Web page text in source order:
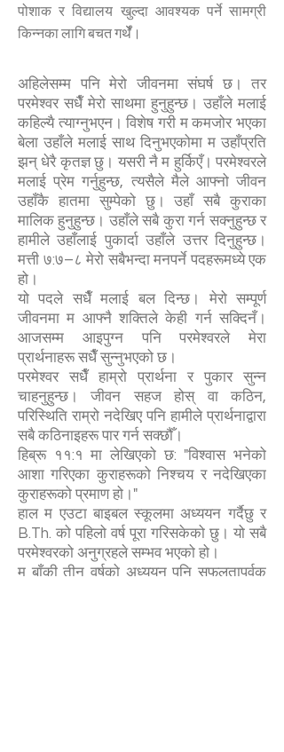
पोशाक र विद्यालय खुल्दा आवश्यक पर्ने सामग्री
किन्नका लागि बचत गर्थेँ।
अहिलेसम्म पनि मेरो जीवनमा संघर्ष छ। तर
परमेश्वर सधैँ मेरो साथमा हुनुहुन्छ। उहाँले मलाई
कहिल्यै त्याग्नुभएन। विशेष गरी म कमजोर भएका
बेला उहाँले मलाई साथ दिनुभएकोमा म उहाँप्रति
झन् धेरै कृतज्ञ छु। यसरी नै म हुर्किएँ। परमेश्वरले
मलाई प्रेम गर्नुहुन्छ, त्यसैले मैले आफ्नो जीवन
उहाँकै हातमा सुम्पेको छु। उहाँ सबै कुराका
मालिक हुनुहुन्छ। उहाँले सबै कुरा गर्न सक्नुहुन्छ र
हामीले उहाँलाई पुकार्दा उहाँले उत्तर दिनुहुन्छ।
मत्ती ७:७–८ मेरो सबैभन्दा मनपर्ने पदहरूमध्ये एक
हो।
यो पदले सधैँ मलाई बल दिन्छ। मेरो सम्पूर्ण
जीवनमा म आफ्नै शक्तिले केही गर्न सक्दिनँ।
आजसम्म आइपुग्न पनि परमेश्वरले मेरा
प्रार्थनाहरू सधैँ सुन्नुभएको छ।
परमेश्वर सधैँ हाम्रो प्रार्थना र पुकार सुन्न
चाहनुहुन्छ। जीवन सहज होस् वा कठिन,
परिस्थिति राम्रो नदेखिए पनि हामीले प्रार्थनाद्वारा
सबै कठिनाइहरू पार गर्न सक्छौँ।
हिब्रू ११:१ मा लेखिएको छ: "विश्वास भनेको
आशा गरिएका कुराहरूको निश्चय र नदेखिएका
कुराहरूको प्रमाण हो।"
हाल म एउटा बाइबल स्कूलमा अध्ययन गर्दैछु र
B.Th. को पहिलो वर्ष पूरा गरिसकेको छु। यो सबै
परमेश्वरको अनुग्रहले सम्भव भएको हो।
म बाँकी तीन वर्षको अध्ययन पनि सफलतापूर्वक